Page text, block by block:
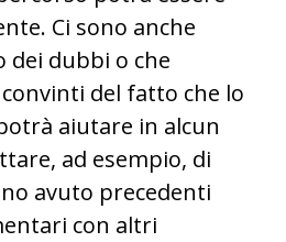
Ci sono anche
dei dubbi o che
del fatto che lo
aiutare in alcun
ad esempio, di
avuto precedenti
con altri